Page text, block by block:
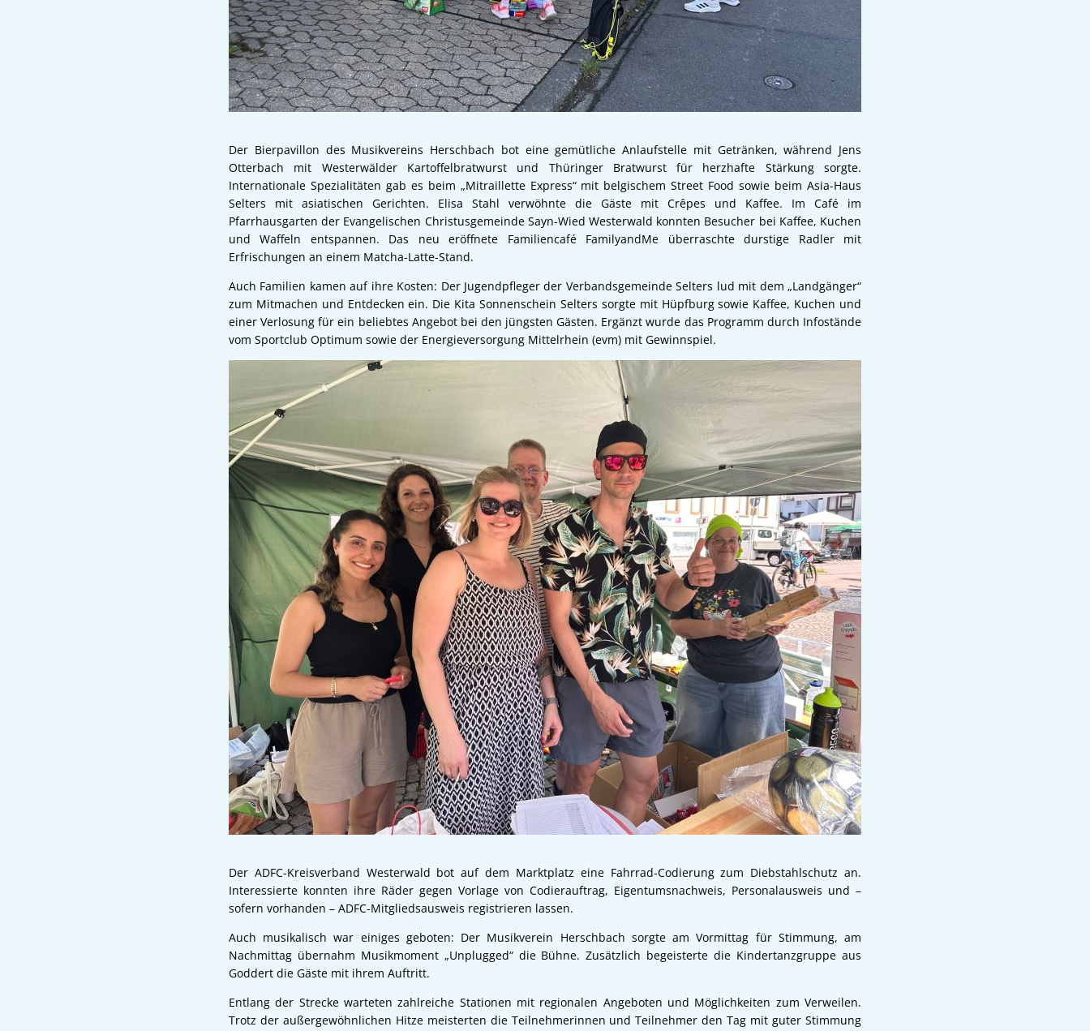
Der Bierpavillon des Musikvereins Herschbach bot eine gemütliche Anlaufstelle mit Getränken, während Jens
Otterbach mit Westerwälder Kartoffelbratwurst und Thüringer Bratwurst für herzhafte Stärkung sorgte.
Internationale Spezialitäten gab es beim „Mitraillette Express“ mit belgischem Street Food sowie beim Asia-Haus
Selters mit asiatischen Gerichten. Elisa Stahl verwöhnte die Gäste mit Crêpes und Kaffee. Im Café im
Pfarrhausgarten der Evangelischen Christusgemeinde Sayn-Wied Westerwald konnten Besucher bei Kaffee, Kuchen
und Waffeln entspannen. Das neu eröffnete Familiencafé FamilyandMe überraschte durstige Radler mit
Erfrischungen an einem Matcha-Latte-Stand.
Auch Familien kamen auf ihre Kosten: Der Jugendpfleger der Verbandsgemeinde Selters lud mit dem „Landgänger“
zum Mitmachen und Entdecken ein. Die Kita Sonnenschein Selters sorgte mit Hüpfburg sowie Kaffee, Kuchen und
einer Verlosung für ein beliebtes Angebot bei den jüngsten Gästen. Ergänzt wurde das Programm durch Infostände
vom Sportclub Optimum sowie der Energieversorgung Mittelrhein (evm) mit Gewinnspiel.
Der ADFC-Kreisverband Westerwald bot auf dem Marktplatz eine Fahrrad-Codierung zum Diebstahlschutz an.
Interessierte konnten ihre Räder gegen Vorlage von Codierauftrag, Eigentumsnachweis, Personalausweis und –
sofern vorhanden – ADFC-Mitgliedsausweis registrieren lassen.
Auch musikalisch war einiges geboten: Der Musikverein Herschbach sorgte am Vormittag für Stimmung, am
Nachmittag übernahm Musikmoment „Unplugged“ die Bühne. Zusätzlich begeisterte die Kindertanzgruppe aus
Goddert die Gäste mit ihrem Auftritt.
Entlang der Strecke warteten zahlreiche Stationen mit regionalen Angeboten und Möglichkeiten zum Verweilen.
Trotz der außergewöhnlichen Hitze meisterten die Teilnehmerinnen und Teilnehmer den Tag mit guter Stimmung